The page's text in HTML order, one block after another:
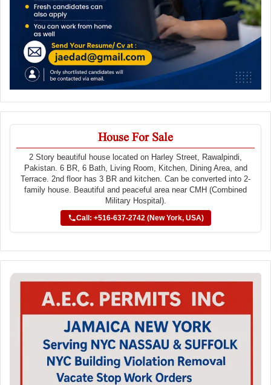
House For Sale
2 Story beautiful house located on Harley Street, Rawalpindi,
Pakistan. 6 BR, 6 Bath, Living Room, Kitchen, Dining Area, and
Terrace. 2nd floor has 3 BR and kitchen. Can be converted into 2-
family house. Beautiful and peaceful area near CMH (Combined
Military Hospital).
Call: +516-637-2742 (New York, USA)